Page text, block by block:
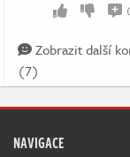
Zobrazit další
(7)
NAVIGACE